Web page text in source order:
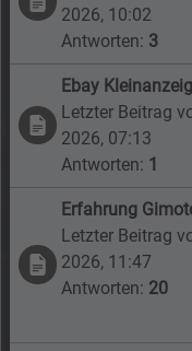
2026, 10:02
Antworten: 3
Ebay
Letzter Beitrag
2026, 07:13
Antworten: 1
Erfahrung
Letzter Beitrag
2026, 11:47
Antworten: 20